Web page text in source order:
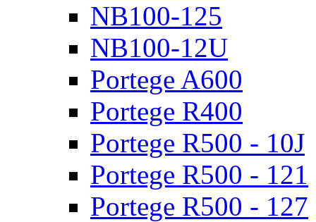
NB100-125
NB100-12U
Portege A600
Portege R400
Portege R500 - 10J
Portege R500 - 121
Portege R500 - 127